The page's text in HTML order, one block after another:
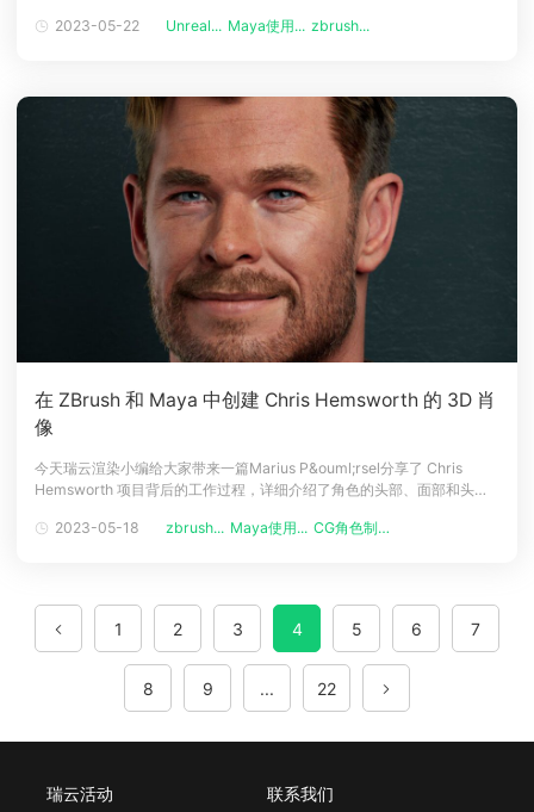
Namco Studios Malaysia 担任高级环境美术师，我喜欢在工作之余做个
2023-05-22 Unreal... Maya使用... zbrush...
在 ZBrush 和 Maya 中创建 Chris Hemsworth 的 3D 肖
像
今天瑞云渲染小编给大家带来一篇Marius P&ouml;rsel分享了 Chris
Hemsworth 项目背后的工作过程，详细介绍了角色的头部、面部和头发
介我的名字是Marius P&ouml;rsel，我是一名资产艺术家，包括角色/生
2023-05-18 zbrush... Maya使用... CG角色制作...
1 2 3 4 5 6 7
8 9 ... 22
瑞云活动 联系我们